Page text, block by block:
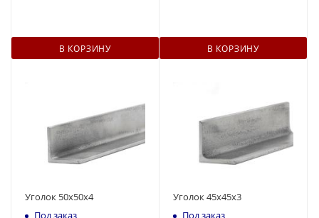
В КОРЗИНУ В КОРЗИНУ
Уголок 50х50х4
Под заказ
Уголок 45х45х3
Под заказ